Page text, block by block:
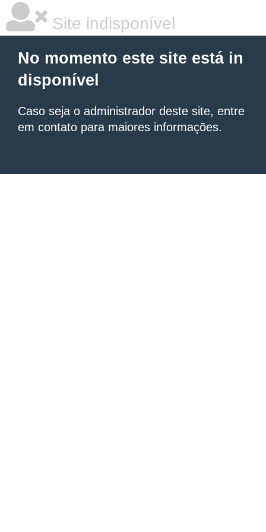
Site indisponível
No momento este site está in
disponível
Caso seja o administrador deste site, entre
em contato para maiores informações.